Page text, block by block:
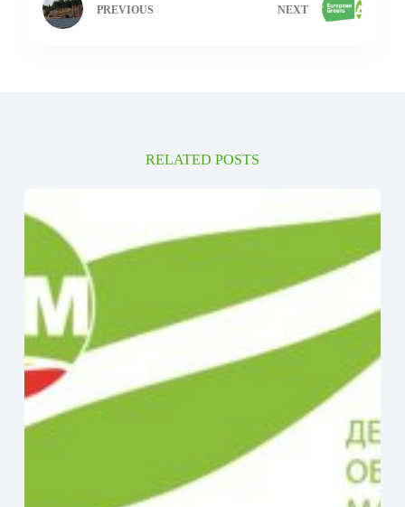
PREVIOUS NEXT
RELATED POSTS